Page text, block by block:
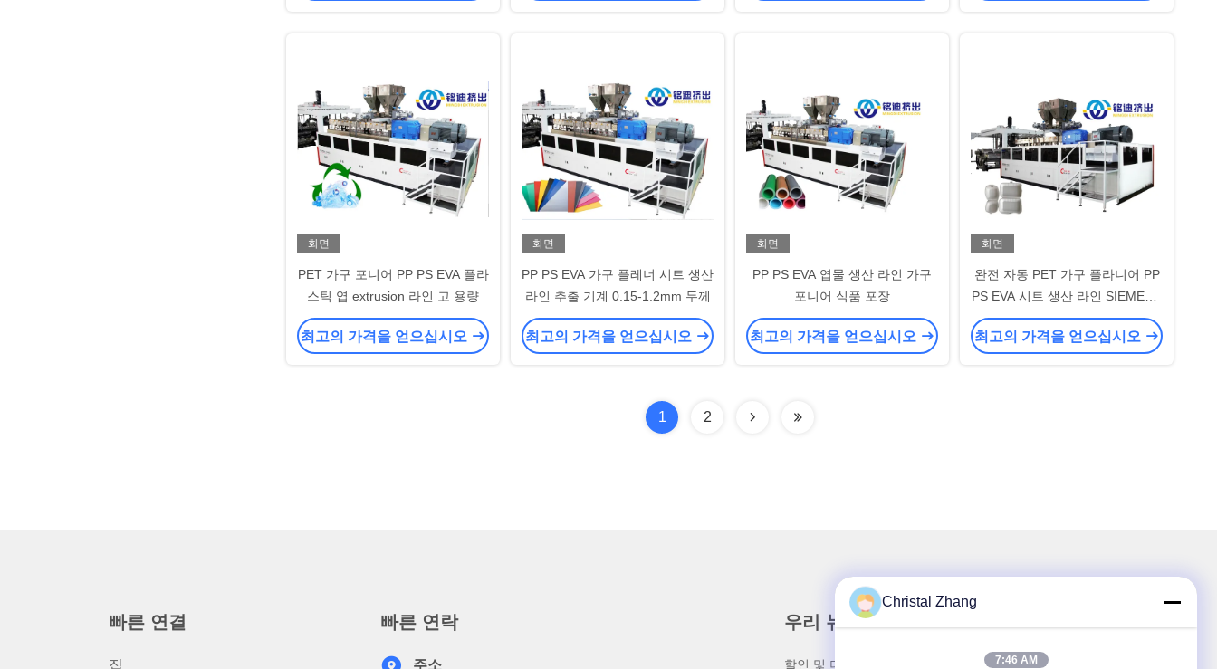
화면
PET 가구 포니어 PP PS EVA 플라
스틱 엽 extrusion 라인 고 용량
최고의 가격을 얻으십시오
화면
PP PS EVA 가구 플레너 시트 생산
라인 추출 기계 0.15-1.2mm 두께
최고의 가격을 얻으십시오
화면
PP PS EVA 엽물 생산 라인 가구
포니어 식품 포장
최고의 가격을 얻으십시오
화면
완전 자동 PET 가구 플라니어 PP
PS EVA 시트 생산 라인 SIEMENS
제어
최고의 가격을 얻으십시오
1 2
빠른 연결
집
빠른 연락
주소
우리 뉴스레터
할인 및 더 많은 정보를 얻기 위해 뉴스레터에 가입하십시
Christal Zhang
7:46 AM